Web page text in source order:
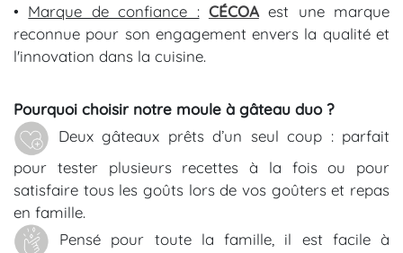
• Marque de confiance : CÉCOAest une marque
reconnue pour son engagement envers la qualité et
l'innovation dans la cuisine.
Pourquoi choisir notre moule à gâteau duo?
Deux gâteaux prêts d’un seul coup : parfait
pour tester plusieurs recettes à la fois ou pour
satisfaire tous les goûts lors de vos goûters et repas
en famille.
Pensé pour toute la famille, il est facile à